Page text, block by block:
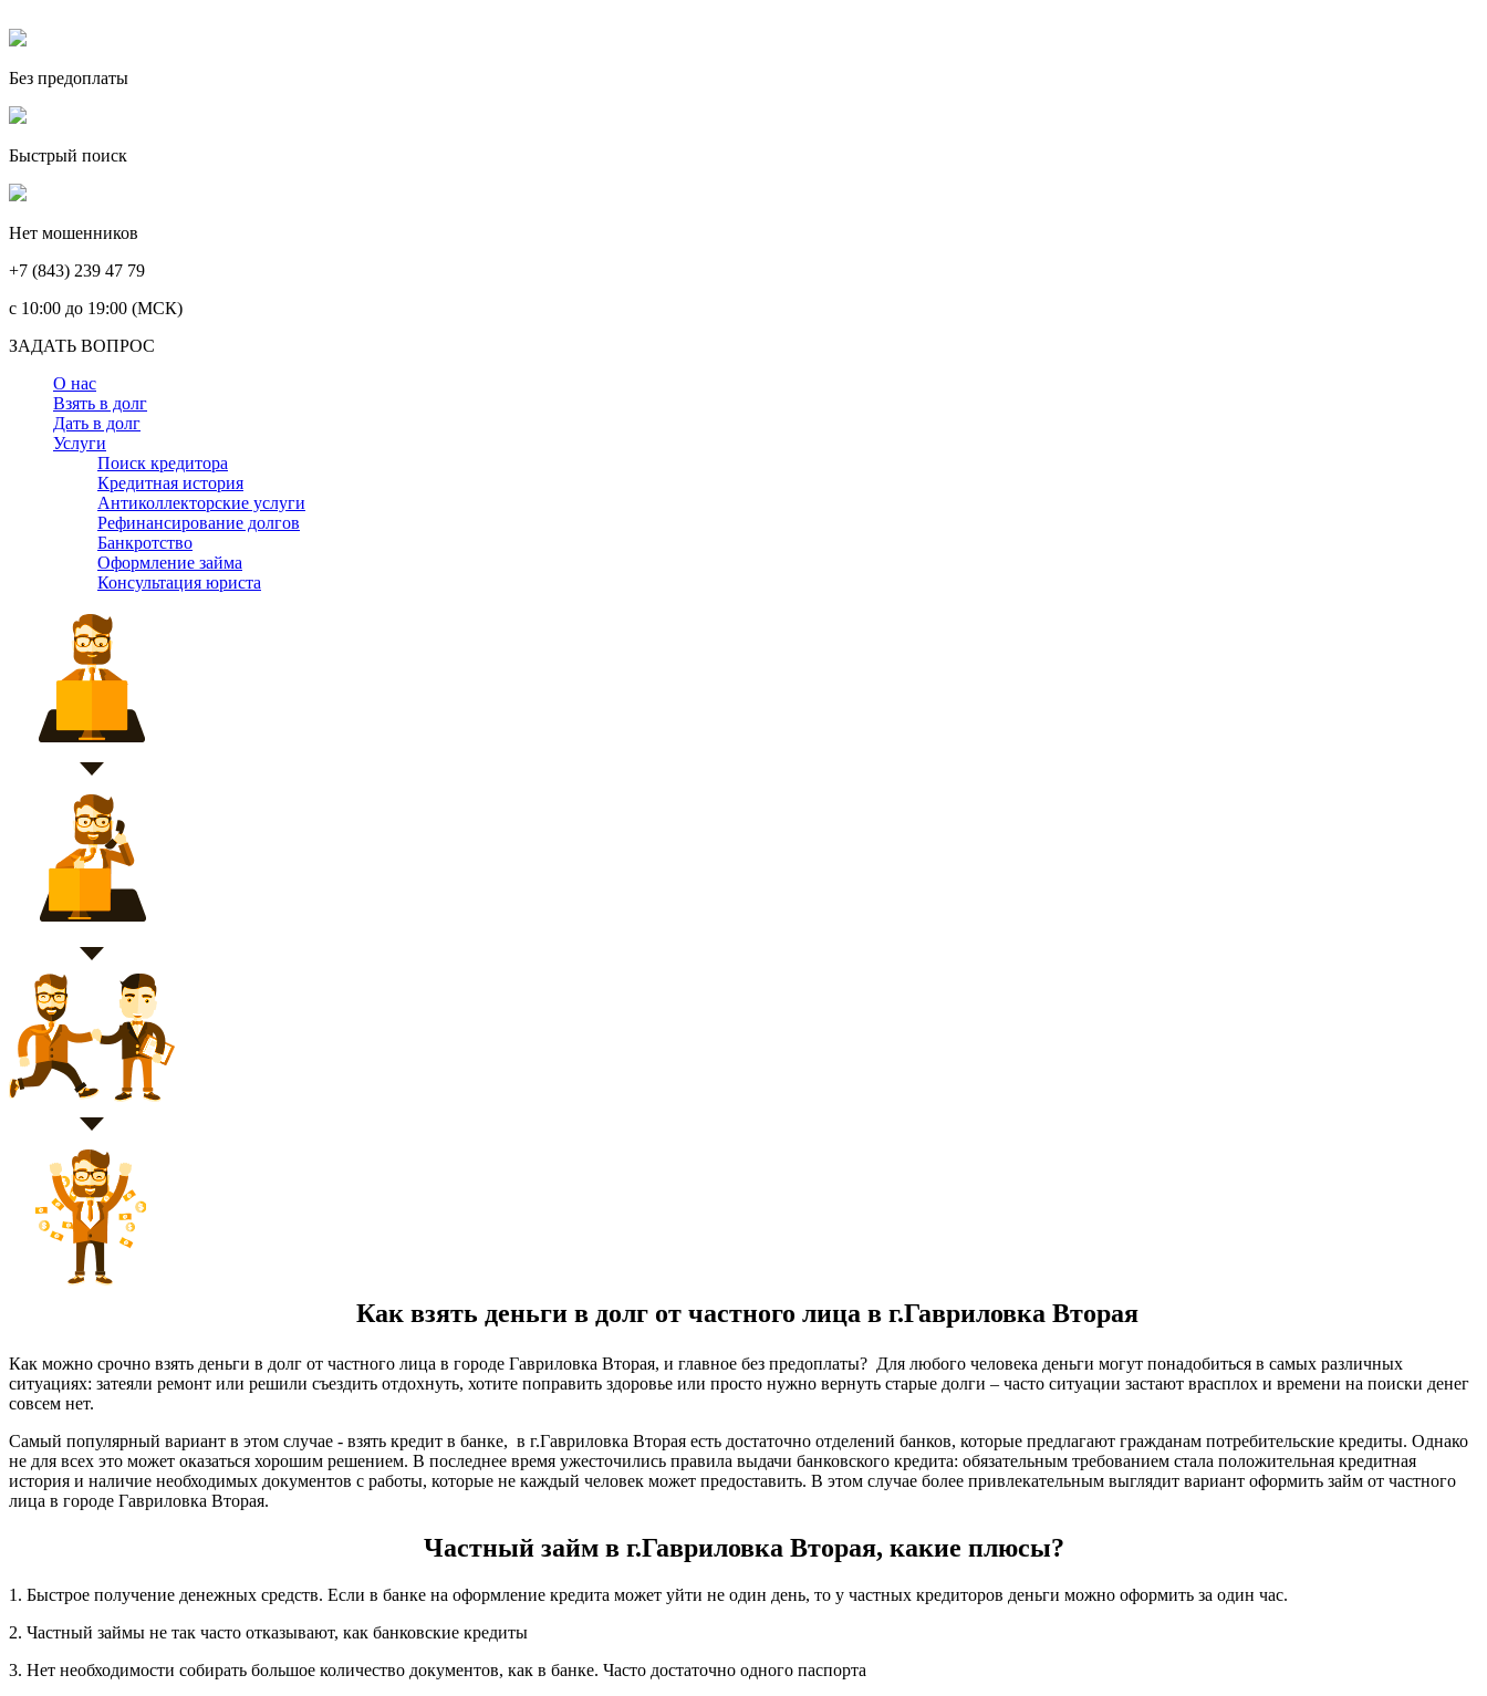
Без предоплаты
Быстрый поиск
Нет мошенников
+7 (843) 239 47 79
c 10:00 до 19:00 (МСК)
ЗАДАТЬ ВОПРОС
О нас
Взять в долг
Дать в долг
Услуги
Поиск кредитора
Кредитная история
Антиколлекторские услуги
Рефинансирование долгов
Банкротство
Оформление займа
Консультация юриста
Как взять деньги в долг от частного лица в г.Гавриловка Вторая
Как можно срочно взять деньги в долг от частного лица в городе Гавриловка Вторая, и главное без предоплаты? Для любого человека деньги могут понадобиться в самых различных
ситуациях: затеяли ремонт или решили съездить отдохнуть, хотите поправить здоровье или просто нужно вернуть старые долги – часто ситуации застают врасплох и времени на поиски денег
совсем нет.
Самый популярный вариант в этом случае - взять кредит в банке, в г.Гавриловка Вторая есть достаточно отделений банков, которые предлагают гражданам потребительские кредиты. Однако
не для всех это может оказаться хорошим решением. В последнее время ужесточились правила выдачи банковского кредита: обязательным требованием стала положительная кредитная
история и наличие необходимых документов с работы, которые не каждый человек может предоставить. В этом случае более привлекательным выглядит вариант оформить займ от частного
лица в городе Гавриловка Вторая.
Частный займ в г.Гавриловка Вторая, какие плюсы?
1. Быстрое получение денежных средств. Если в банке на оформление кредита может уйти не один день, то у частных кредиторов деньги можно оформить за один час.
2. Частный займы не так часто отказывают, как банковские кредиты
3. Нет необходимости собирать большое количество документов, как в банке. Часто достаточно одного паспорта